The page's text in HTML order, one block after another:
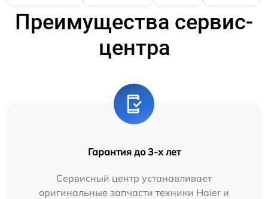
Преимущества сервис-
центра
Гарантия до 3-х лет
Сервисный центр устанавливает
оригинальные запчасти техники Haier и